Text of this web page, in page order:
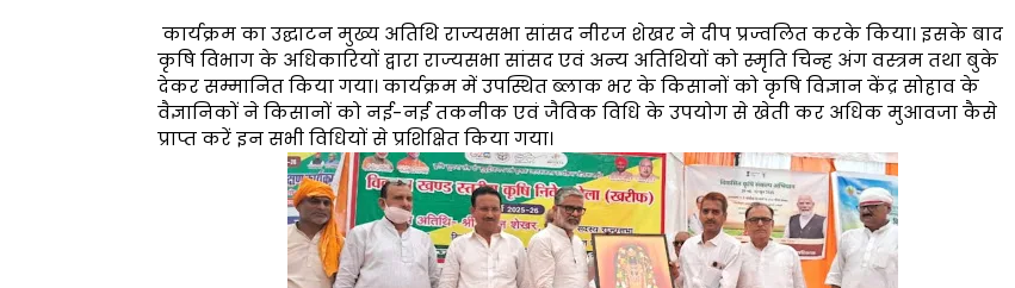
कार्यक्रम का उद्घाटन मुख्य अतिथि राज्यसभा सांसद नीरज शेखर ने दीप प्रज्वलित करके किया। इसके बाद
कृषि विभाग के अधिकारियों द्वारा राज्यसभा सांसद एवं अन्य अतिथियों को स्मृति चिन्ह अंग वस्त्रम तथा बुके
देकर सम्मानित किया गया। कार्यक्रम में उपस्थित ब्लाक भर के किसानों को कृषि विज्ञान केंद्र सोहाव के
वैज्ञानिकों ने किसानों को नई-नई तकनीक एवं जैविक विधि के उपयोग से खेती कर अधिक मुआवजा कैसे
प्राप्त करें इन सभी विधियों से प्रशिक्षित किया गया।